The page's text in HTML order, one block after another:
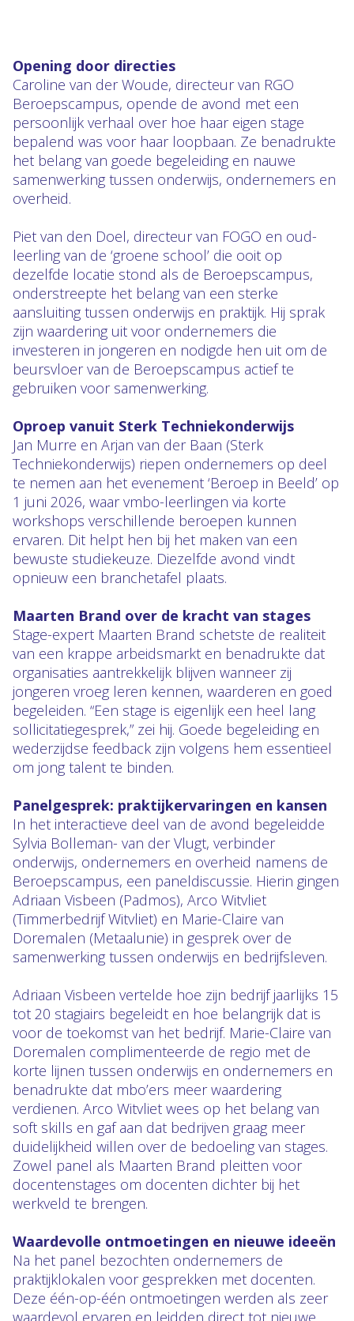
Opening door directies
Caroline van der Woude, directeur van RGO
Beroepscampus, opende de avond met een
persoonlijk verhaal over hoe haar eigen stage
bepalend was voor haar loopbaan. Ze benadrukte
het belang van goede begeleiding en nauwe
samenwerking tussen onderwijs, ondernemers en
overheid.
Piet van den Doel, directeur van FOGO en oud-
leerling van de ‘groene school’ die ooit op
dezelfde locatie stond als de Beroepscampus,
onderstreepte het belang van een sterke
aansluiting tussen onderwijs en praktijk. Hij sprak
zijn waardering uit voor ondernemers die
investeren in jongeren en nodigde hen uit om de
beursvloer van de Beroepscampus actief te
gebruiken voor samenwerking.
Oproep vanuit Sterk Techniekonderwijs
Jan Murre en Arjan van der Baan (Sterk
Techniekonderwijs) riepen ondernemers op deel
te nemen aan het evenement ‘Beroep in Beeld’ op
1 juni 2026, waar vmbo-leerlingen via korte
workshops verschillende beroepen kunnen
ervaren. Dit helpt hen bij het maken van een
bewuste studiekeuze. Diezelfde avond vindt
opnieuw een branchetafel plaats.
Maarten Brand over de kracht van stages
Stage-expert Maarten Brand schetste de realiteit
van een krappe arbeidsmarkt en benadrukte dat
organisaties aantrekkelijk blijven wanneer zij
jongeren vroeg leren kennen, waarderen en goed
begeleiden. “Een stage is eigenlijk een heel lang
sollicitatiegesprek,” zei hij. Goede begeleiding en
wederzijdse feedback zijn volgens hem essentieel
om jong talent te binden.
Panelgesprek: praktijkervaringen en kansen
In het interactieve deel van de avond begeleidde
Sylvia Bolleman- van der Vlugt, verbinder
onderwijs, ondernemers en overheid namens de
Beroepscampus, een paneldiscussie. Hierin gingen
Adriaan Visbeen (Padmos), Arco Witvliet
(Timmerbedrijf Witvliet) en Marie-Claire van
Doremalen (Metaalunie) in gesprek over de
samenwerking tussen onderwijs en bedrijfsleven.
Adriaan Visbeen vertelde hoe zijn bedrijf jaarlijks 15
tot 20 stagiairs begeleidt en hoe belangrijk dat is
voor de toekomst van het bedrijf. Marie-Claire van
Doremalen complimenteerde de regio met de
korte lijnen tussen onderwijs en ondernemers en
benadrukte dat mbo’ers meer waardering
verdienen. Arco Witvliet wees op het belang van
soft skills en gaf aan dat bedrijven graag meer
duidelijkheid willen over de bedoeling van stages.
Zowel panel als Maarten Brand pleitten voor
docentenstages om docenten dichter bij het
werkveld te brengen.
Waardevolle ontmoetingen en nieuwe ideeën
Na het panel bezochten ondernemers de
praktijklokalen voor gesprekken met docenten.
Deze één-op-één ontmoetingen werden als zeer
waardevol ervaren en leidden direct tot nieuwe